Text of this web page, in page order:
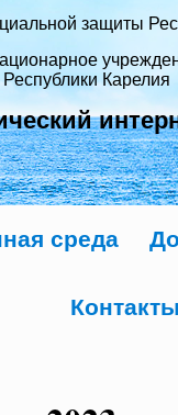
защиты
Республики Карелия
среда
Контакты